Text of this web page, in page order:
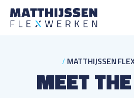
MATTHIJSSEN FLEXWERKEN
MATTHIJSSEN
MEET